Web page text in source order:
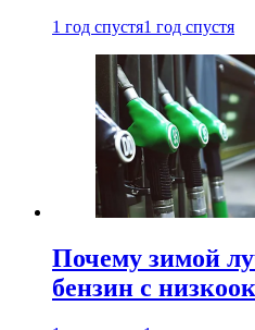
1 год спустя1 год спустя
Почему зимой
бензин с